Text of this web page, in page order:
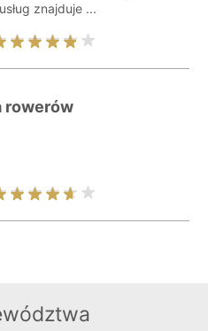
znajduje ...
rowerów